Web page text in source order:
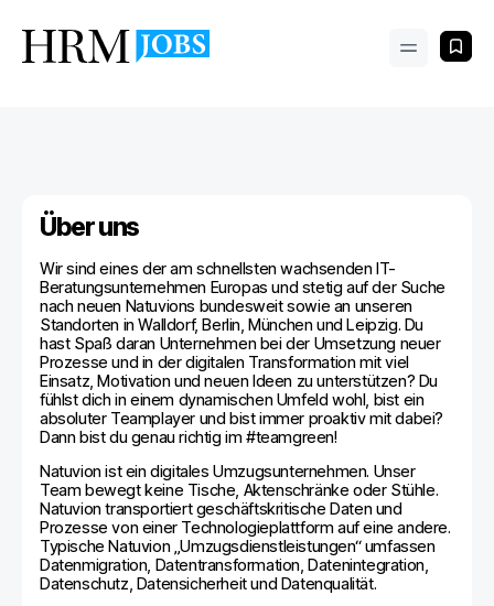
Über uns
Wir sind eines der am schnellsten wachsenden IT-
Beratungsunternehmen Europas und stetig auf der Suche
nach neuen Natuvions bundesweit sowie an unseren
Standorten in Walldorf, Berlin, München und Leipzig. Du
hast Spaß daran Unternehmen bei der Umsetzung neuer
Prozesse und in der digitalen Transformation mit viel
Einsatz, Motivation und neuen Ideen zu unterstützen? Du
fühlst dich in einem dynamischen Umfeld wohl, bist ein
absoluter Teamplayer und bist immer proaktiv mit dabei?
Dann bist du genau richtig im #teamgreen!
Natuvion ist ein digitales Umzugsunternehmen. Unser
Team bewegt keine Tische, Aktenschränke oder Stühle.
Natuvion transportiert geschäftskritische Daten und
Prozesse von einer Technologieplattform auf eine andere.
Typische Natuvion „Umzugsdienstleistungen“ umfassen
Datenmigration, Datentransformation, Datenintegration,
Datenschutz, Datensicherheit und Datenqualität.